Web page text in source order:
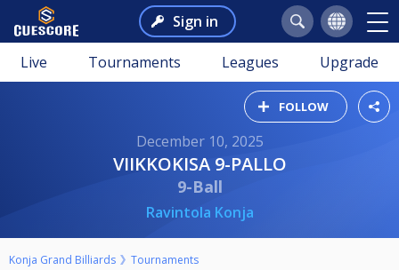
Sign in
Live Tournaments Leagues Upgrade
FOLLOW
December 10, 2025
VIIKKOKISA 9-PALLO
9-Ball
Ravintola Konja
Konja Grand Billiards Tournaments